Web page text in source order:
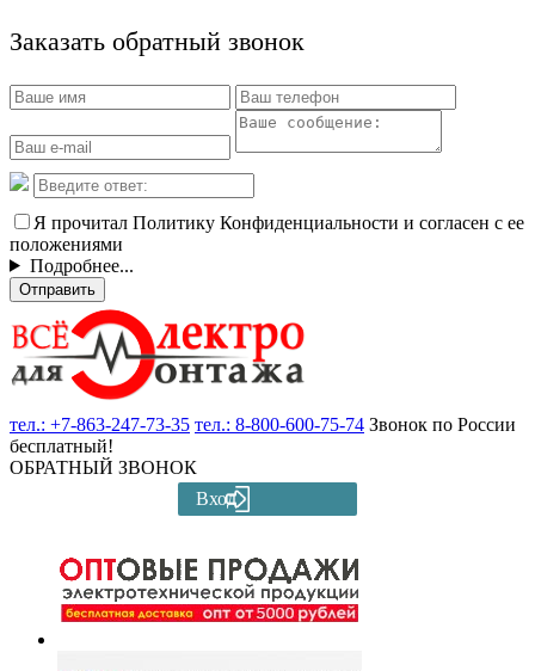
Заказать обратный звонок
Я прочитал Политику Конфиденциальности и согласен с ее
положениями
Подробнее...
Отправить
тел.: +7-863-247-73-35 тел.: 8-800-600-75-74 Звонок по России
бесплатный!
ОБРАТНЫЙ ЗВОНОК
Вход